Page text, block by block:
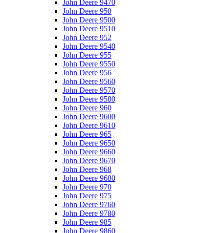
John Deere 9470
John Deere 950
John Deere 9500
John Deere 9510
John Deere 952
John Deere 9540
John Deere 955
John Deere 9550
John Deere 956
John Deere 9560
John Deere 9570
John Deere 9580
John Deere 960
John Deere 9600
John Deere 9610
John Deere 965
John Deere 9650
John Deere 9660
John Deere 9670
John Deere 968
John Deere 9680
John Deere 970
John Deere 975
John Deere 9760
John Deere 9780
John Deere 985
John Deere 9860